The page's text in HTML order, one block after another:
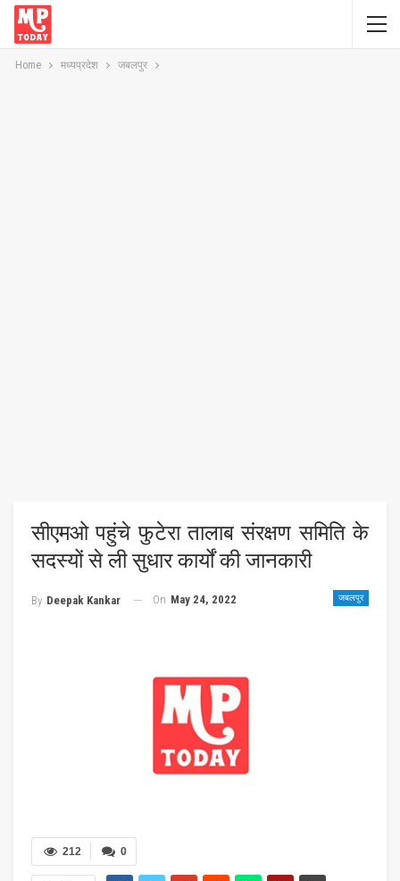
Home मध्यप्रदेश जबलपुर
सीएमओ पहुंचे फुटेरा तालाब संरक्षण समिति के
सदस्यों से ली सुधार कार्यों की जानकारी
जबलपुर
By Deepak Kankar On May 24, 2022
0
212